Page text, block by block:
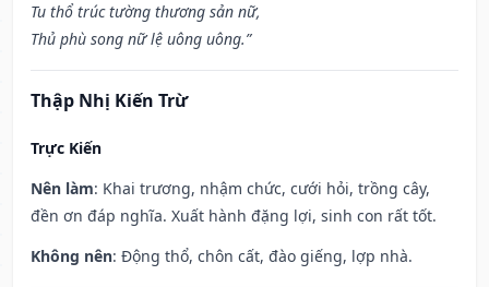
Tu thổ trúc tường thương sản nữ,
Thủ phù song nữ lệ uông uông.”
Thập Nhị Kiến Trừ
Trực Kiến
Nên làm: Khai trương, nhậm chức, cưới hỏi, trồng cây,
đền ơn đáp nghĩa. Xuất hành đặng lợi, sinh con rất tốt.
Không nên: Động thổ, chôn cất, đào giếng, lợp nhà.